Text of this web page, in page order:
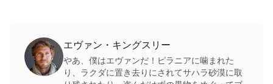
エヴァン・キングスリー
やあ、僕はエヴァンだ！ピラニアに噛まれた
り、ラクダに置き去りにされてサハラ砂漠に取